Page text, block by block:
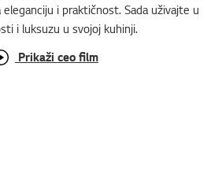
eleganciju i praktičnost. Sada uživajte u
i luksuzu u svojoj kuhinji.
Prikaži ceo film